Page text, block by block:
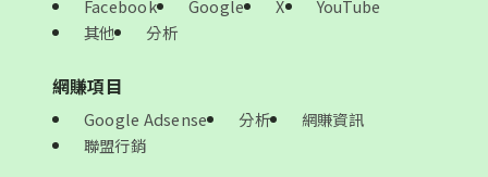
Facebook Google X
YouTube
其他
分析
網賺項目
Google Adsense 分析
網賺資訊
聯盟行銷